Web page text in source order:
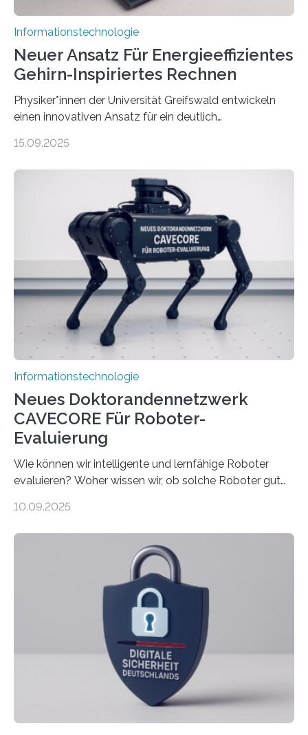
Informationstechnologie
Neuer Ansatz Für Energieeffizientes
Gehirn-Inspiriertes Rechnen
Physiker*innen der Universität Greifswald entwickeln
einen innovativen Ansatz für ein deutlich
Lösungsweg ist inspiriert vom menschlichen Gehirn. Die
stellt die heutige Computertechnik vor
Herausforderungen. Herkömmliche Silizium-
Prozessoren stoßen an ihre Grenzen: Sie verbrauchen
viel Energie, die Speicher- und Verarbeitungseinheiten
sind voneinander getrennt und die Datenübertragung
bremst komplexe Anwendungen aus. Da KI-Modelle
immer größer werden und riesige Datenmengen
verarbeiten müssen, steigt der Bedarf an neuen
Rechenarchitekturen. Neben Quantencomputern
rücken dabei insbesondere…
15.09.2025
Informationstechnologie
Neues Doktorandennetzwerk
CAVECORE Für Roboter-
Evaluierung
Wie können wir intelligente und lernfähige Roboter
evaluieren? Woher wissen wir, ob solche Roboter gut
sich CAVECORE – ein neues Marie Skłodowska-Curie
koordiniert wird. Ab dem 1. September werden sich
über einen Zeitraum von vier Jahren insgesamt 15
Promovierende im Rahmen von CAVECORE mit
kognitiven Robotern beschäftigen – also mit Robotern,
die mittels Sensoren ihre Umgebung erfassen,
Informationen verarbeiten und häufig auch mit…
10.09.2025